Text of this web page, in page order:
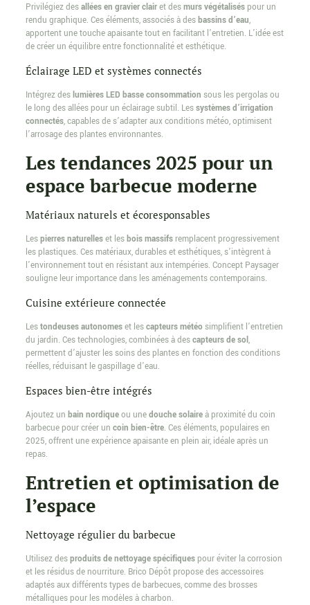
Privilégiez desallées en gravier clairet desmurs végétaliséspour un
rendu graphique. Ces éléments, associés à desbassins d’eau,
apportent une touche apaisante tout en facilitant l’entretien. L’idée est
de créer un équilibre entre fonctionnalité et esthétique.
Éclairage LED et systèmes connectés
Intégrez deslumières LED basse consommation sous les pergolas ou
le long des allées pour un éclairage subtil. Lessystèmes d’irrigation
connectés, capables de s’adapter aux conditions météo, optimisent
l’arrosage des plantes environnantes.
Les tendances 2025 pour un
espace barbecue moderne
Matériaux naturels et écoresponsables
Lespierres naturelleset lesbois massifsremplacent progressivement
les plastiques. Ces matériaux, durables et esthétiques, s’intègrent à
l’environnement tout en résistant aux intempéries. Concept Paysager
souligne leur importance dans les aménagements contemporains.
Cuisine extérieure connectée
Lestondeuses autonomeset lescapteurs météo simplifient l’entretien
du jardin. Ces technologies, combinées à descapteurs de sol,
permettent d’ajuster les soins des plantes en fonction des conditions
réelles, réduisant le gaspillage d’eau.
Espaces bien-être intégrés
Ajoutez un bain nordiqueou unedouche solaireà proximité du coin
barbecue pour créer un coin bien-être. Ces éléments, populaires en
2025, offrent une expérience apaisante en plein air, idéale après un
repas.
Entretien et optimisation de
l’espace
Nettoyage régulier du barbecue
Utilisez desproduits de nettoyage spécifiquespour éviter la corrosion
et les résidus de nourriture. Brico Dépôt propose des accessoires
adaptés aux différents types de barbecues, comme des brosses
métalliques pour les modèles à charbon.